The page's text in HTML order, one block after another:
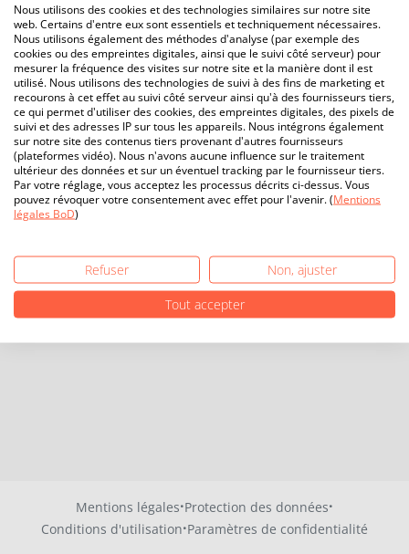
Mentions légales·Protection des données·
Conditions d'utilisation·Paramètres de confidentialité
Nous utilisons des cookies et des technologies similaires sur notre site
web. Certains d'entre eux sont essentiels et techniquement nécessaires.
Nous utilisons également des méthodes d'analyse (par exemple des
cookies ou des empreintes digitales, ainsi que le suivi côté serveur) pour
mesurer la fréquence des visites sur notre site et la manière dont il est
utilisé. Nous utilisons des technologies de suivi à des fins de marketing et
recourons à cet effet au suivi côté serveur ainsi qu'à des fournisseurs tiers,
ce qui permet d'utiliser des cookies, des empreintes digitales, des pixels de
suivi et des adresses IP sur tous les appareils. Nous intégrons également
sur notre site des contenus tiers provenant d'autres fournisseurs
(plateformes vidéo). Nous n'avons aucune influence sur le traitement
ultérieur des données et sur un éventuel tracking par le fournisseur tiers.
Par votre réglage, vous acceptez les processus décrits ci-dessus. Vous
pouvez révoquer votre consentement avec effet pour l'avenir. (Mentions
légales BoD)
Refuser
Non, ajuster
Tout accepter